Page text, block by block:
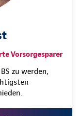
Vorsorgesparer
zu werden,